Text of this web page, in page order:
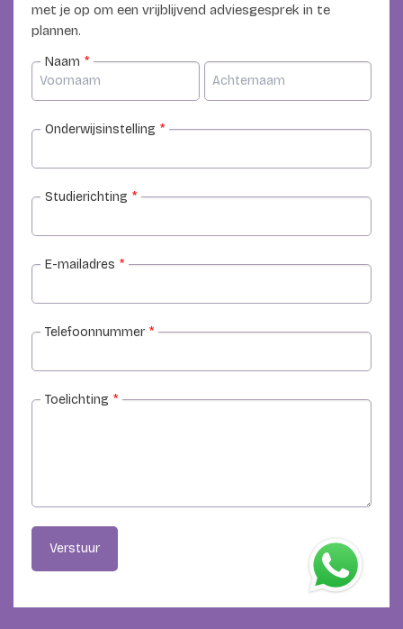
met je op om een vrijblijvend adviesgesprek in te
plannen.
Naam *
Onderwijsinstelling *
Studierichting *
E-mailadres *
Telefoonnummer *
Toelichting *
Verstuur